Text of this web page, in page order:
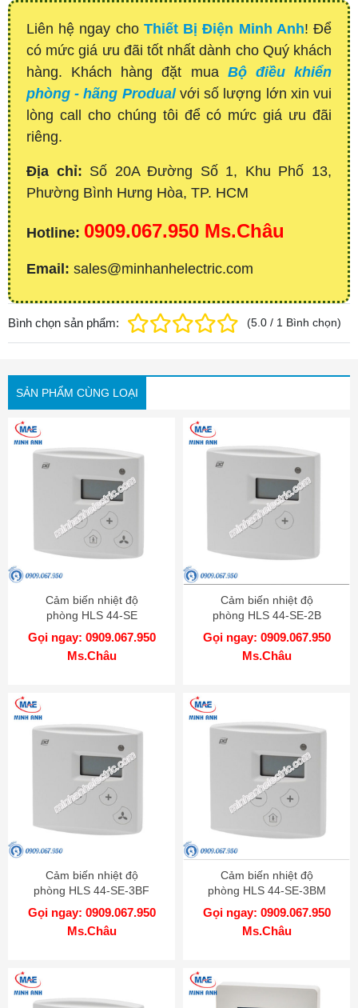
Liên hệ ngay cho Thiết Bị Điện Minh Anh! Để
có mức giá ưu đãi tốt nhất dành cho Quý khách
hàng. Khách hàng đặt mua Bộ điều khiển
phòng - hãng Produal với số lượng lớn xin vui
lòng call cho chúng tôi để có mức giá ưu đãi
riêng.
Địa chỉ: Số 20A Đường Số 1, Khu Phố 13,
Phường Bình Hưng Hòa, TP. HCM
Hotline: 0909.067.950 Ms.Châu
Email: sales@minhanhelectric.com
Bình chọn sản phẩm: (5.0 / 1 Bình chọn)
SẢN PHẨM CÙNG LOẠI
Cảm biến nhiệt độ
phòng HLS 44-SE
Gọi ngay: 0909.067.950
Ms.Châu
Cảm biến nhiệt độ
phòng HLS 44-SE-2B
Gọi ngay: 0909.067.950
Ms.Châu
Cảm biến nhiệt độ
phòng HLS 44-SE-3BF
Gọi ngay: 0909.067.950
Ms.Châu
Cảm biến nhiệt độ
phòng HLS 44-SE-3BM
Gọi ngay: 0909.067.950
Ms.Châu